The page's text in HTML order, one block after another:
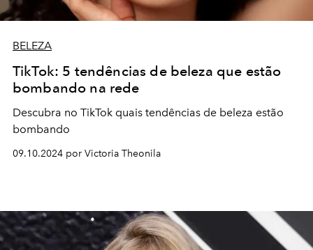
BELEZA
TikTok: 5 tendências de beleza que estão
bombando na rede
Descubra no TikTok quais tendências de beleza estão
bombando
09.10.2024 por Victoria Theonila